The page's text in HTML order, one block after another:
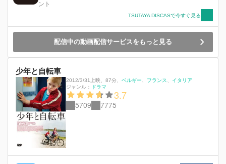
とに転がり込んできた息子も、庭のテントで寝泊
まりして隣人の監視を手伝うはめに。やがて老夫
婦が家族同然に可愛がっていた飼い猫が失踪し、
１本の木を挟んで激しく対立していた両家の人々
えていくのだった…。
ント
TSUTAYA DISCASで今すぐ見る
配信中の動画配信サービスをもっと見る
少年と自転車
2012/3/31上映 87分 ベルギー フランス
イタリア
ジャンル：
ドラマ
3.7
5709 7775